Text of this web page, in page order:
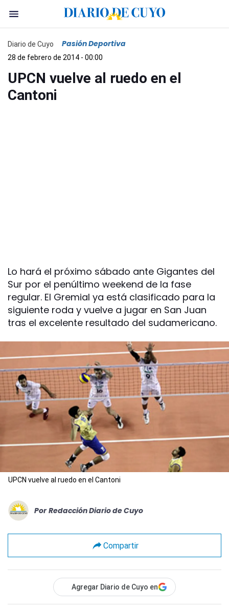
Diario de Cuyo Pasión Deportiva
28 de febrero de 2014 - 00:00
UPCN vuelve al ruedo en el
Cantoni
Lo hará el próximo sábado ante Gigantes del
Sur por el penúltimo weekend de la fase
regular. El Gremial ya está clasificado para la
siguiente roda y vuelve a jugar en San Juan
tras el excelente resultado del sudamericano.
UPCN vuelve al ruedo en el Cantoni
Por Redacción Diario de Cuyo
Compartir
Agregar Diario de Cuyo en